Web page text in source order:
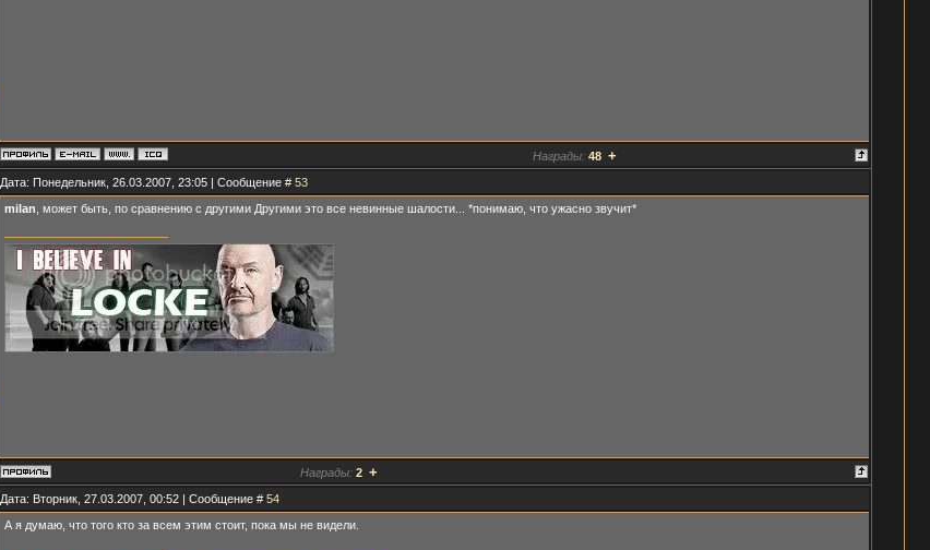
Награды: 48 +
Дата: Понедельник, 26.03.2007, 23:05 | Сообщение # 53
milan , может быть, по сравнению с другими Другими это все невинные шалости... *понимаю, что ужасно звучит*
Награды: 2 +
Дата: Вторник, 27.03.2007, 00:52 | Сообщение # 54
А я думаю, что того кто за всем этим стоит, пока мы не видели.